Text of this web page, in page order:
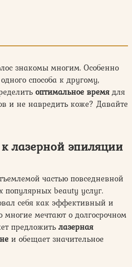
знакомы многим. Особенно
способа к другому,
оптимальное времядля
и не навредить коже? Давайте
лазерной эпиляции
частью повседневной
beauty услуг.
себя как эффективный и
многие мечтают о долгосрочном
предложить лазерная
и обещает значительное